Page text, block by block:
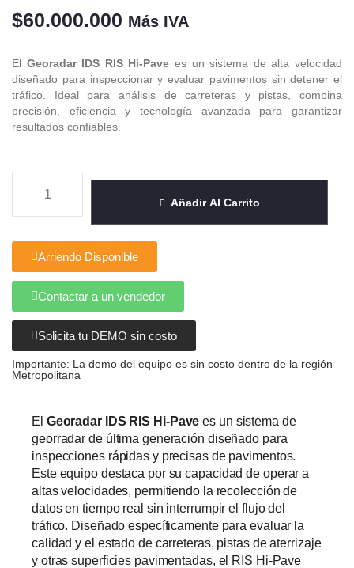
$60.000.000 Más IVA
El Georadar IDS RIS Hi-Pave es un sistema de alta velocidad
diseñado para inspeccionar y evaluar pavimentos sin detener el
tráfico. Ideal para análisis de carreteras y pistas, combina
precisión, eficiencia y tecnología avanzada para garantizar
resultados confiables.
Añadir Al Carrito
Arriendo Disponible
Contactar a un vendedor
Solicita tu DEMO sin costo
Importante: La demo del equipo es sin costo dentro de la región
Metropolitana
El Georadar IDS RIS Hi-Pave es un sistema de
georradar de última generación diseñado para
inspecciones rápidas y precisas de pavimentos.
Este equipo destaca por su capacidad de operar a
altas velocidades, permitiendo la recolección de
datos en tiempo real sin interrumpir el flujo del
tráfico. Diseñado específicamente para evaluar la
calidad y el estado de carreteras, pistas de aterrizaje
y otras superficies pavimentadas, el RIS Hi-Pave